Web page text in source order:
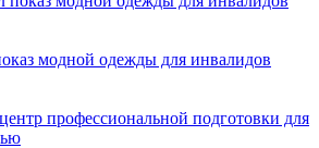
модной одежды для инвалидов
профессиональной подготовки для